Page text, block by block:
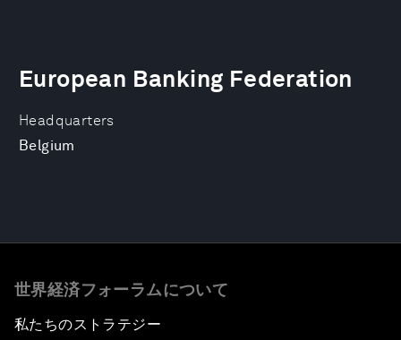
Headquarters
Belgium
European Banking Federation
世界経済フォーラムについて
私たちのストラテジー